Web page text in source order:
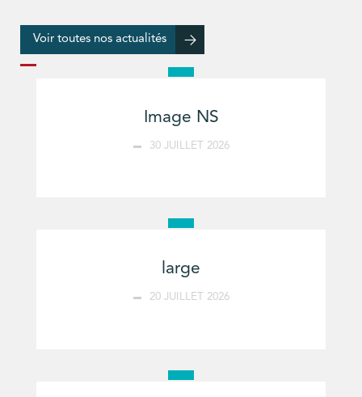
Voir toutes nos actualités
Image NS
30 JUILLET 2026
large
20 JUILLET 2026